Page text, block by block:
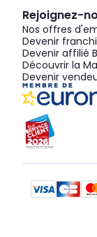
Rejoignez-
Nos offres
Devenir
Devenir affilié
Découvrir la
Devenir